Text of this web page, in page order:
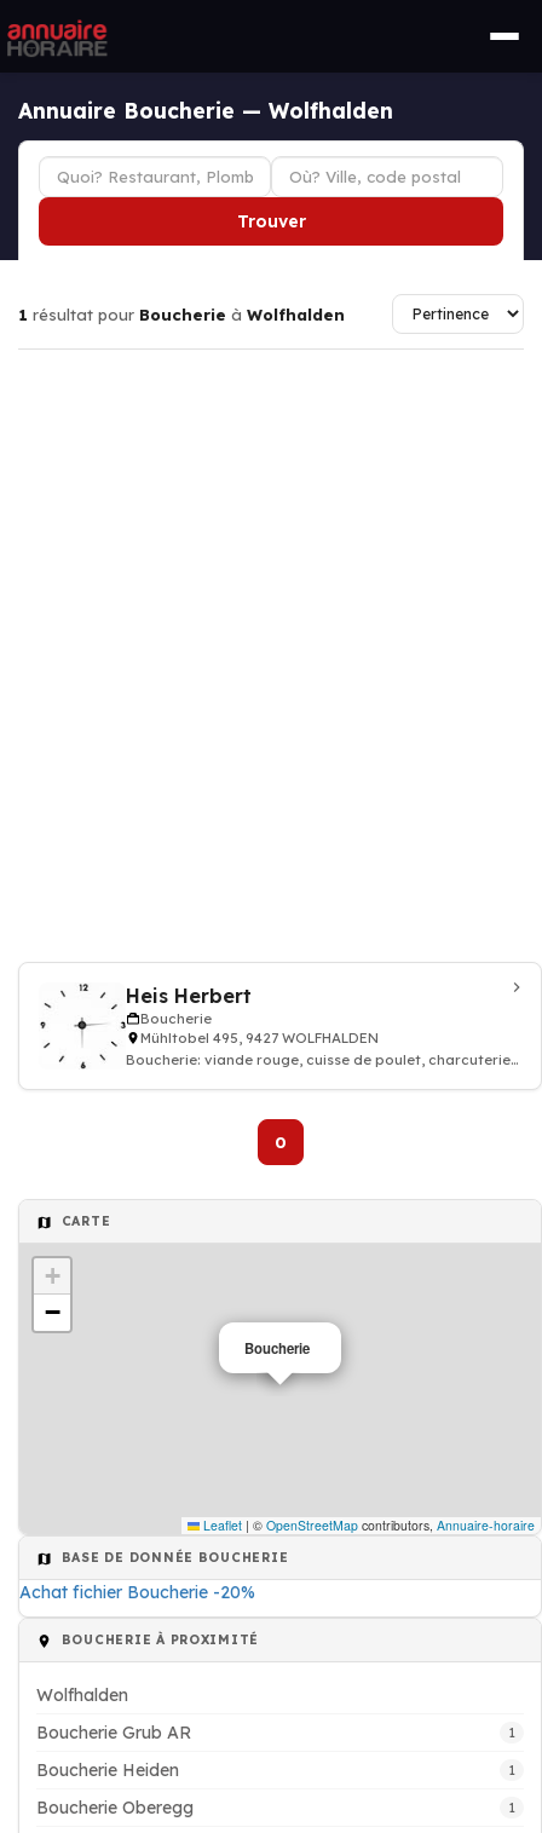
Annuaire Boucherie — Wolfhalden
Trouver
1 résultat pour Boucherie à Wolfhalden
Heis Herbert
Boucherie
Mühltobel 495, 9427 WOLFHALDEN
Boucherie: viande rouge, cuisse de poulet, charcuterie,
0
CARTE
Boucherie
+
−
Leaflet | © OpenStreetMap contributors, Annuaire-horaire
BASE DE DONNÉE BOUCHERIE
Achat fichier Boucherie -20%
BOUCHERIE À PROXIMITÉ
Wolfhalden
Boucherie Grub AR
1
Boucherie Heiden 1
Boucherie Oberegg 1